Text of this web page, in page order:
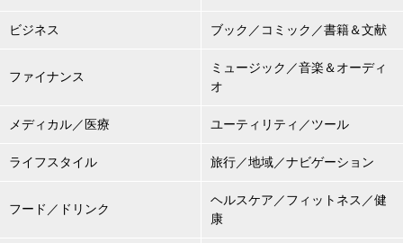
ビジネス ブック／コミック／書籍＆文献
ファイナンス
ミュージック／音楽＆オーディ
オ
メディカル／医療 ユーティリティ／ツール
ライフスタイル 旅行／地域／ナビゲーション
フード／ドリンク
ヘルスケア／フィットネス／健
康